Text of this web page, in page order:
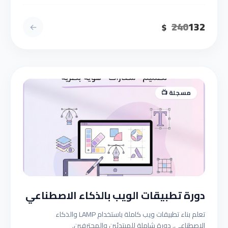
240132
$
←
مسجلة 📺
دورة تطبيقات الويب بالذكاء الاصطناعي
تعلم بناء تطبيقات ويب كاملة باستخدام LAMP والذكاء